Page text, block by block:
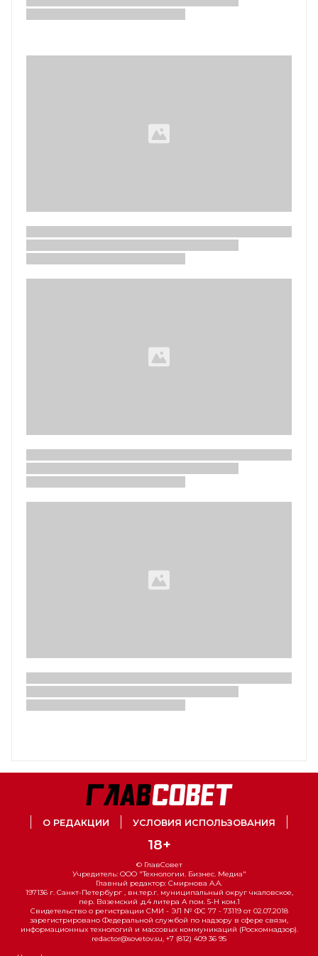
О РЕДАКЦИИ УСЛОВИЯ ИСПОЛЬЗОВАНИЯ
18+
© ГлавСовет
Учредитель: ООО "Технологии. Бизнес. Медиа"
Главный редактор: Смирнова А.А.
197136 г. Санкт-Петербург , вн.тер.г. муниципальный округ чкаловское,
пер. Вяземский ,д.4 литера А пом. 5-Н ком.1
Свидетельство о регистрации СМИ - ЭЛ № ФС 77 - 73119 от 02.07.2018
зарегистрировано Федеральной службой по надзору в сфере связи,
информационных технологий и массовых коммуникаций (Роскомнадзор).
redactor@sovetov.su, +7 (812) 409 36 95